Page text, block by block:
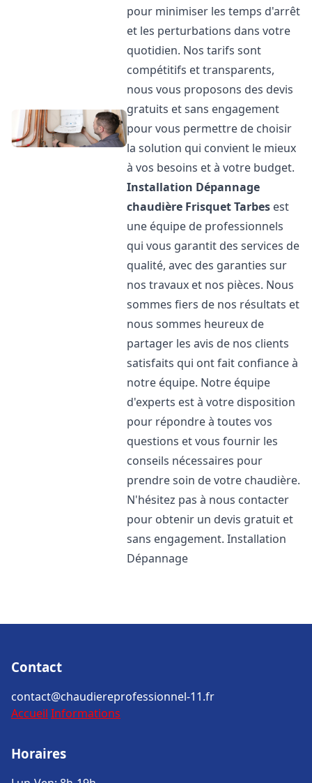
pour minimiser les temps d'arrêt
et les perturbations dans votre
quotidien. Nos tarifs sont
compétitifs et transparents,
nous vous proposons des devis
gratuits et sans engagement
pour vous permettre de choisir
la solution qui convient le mieux
à vos besoins et à votre budget.
Installation Dépannage
chaudière FrisquetTarbes est
une équipe de professionnels
qui vous garantit des services de
qualité, avec des garanties sur
nos travaux et nos pièces. Nous
sommes fiers de nos résultats et
nous sommes heureux de
partager les avis de nos clients
satisfaits qui ont fait confiance à
notre équipe. Notre équipe
d'experts est à votre disposition
pour répondre à toutes vos
questions et vous fournir les
conseils nécessaires pour
prendre soin de votre chaudière.
N'hésitez pas à nous contacter
pour obtenir un devis gratuit et
sans engagement. Installation
Dépannage
Contact
contact@chaudiereprofessionnel-11.fr
Accueil Informations
Horaires